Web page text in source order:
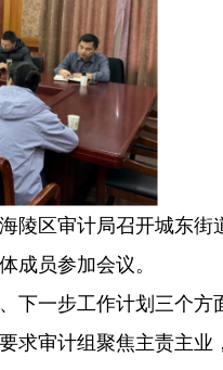
陵区审计局召开城东街
成员参加会议。
下一步工作计划三个方
求审计组聚焦主责主业